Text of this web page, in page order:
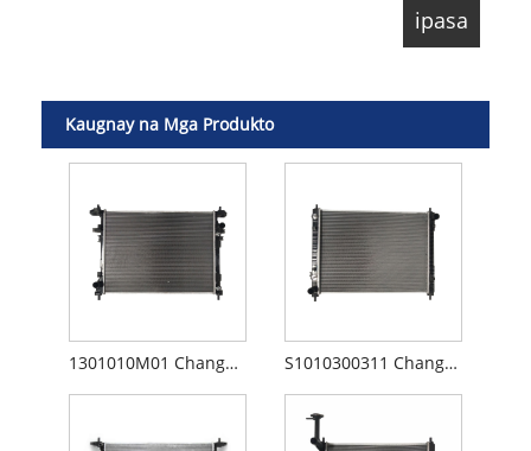
Kaugnay na Mga Produkto
1301010M01 Changan CS75 Radiator S1010300311 Changan CS35 Radiator